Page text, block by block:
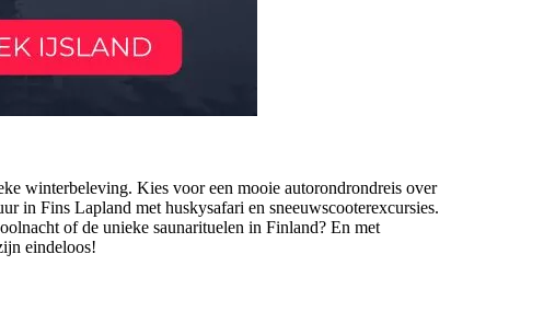
winterbeleving. Kies voor een mooie autorondrondreis over
in Fins Lapland met huskysafari en sneeuwscooterexcursies.
of de unieke saunarituelen in Finland? En met
eindeloos!